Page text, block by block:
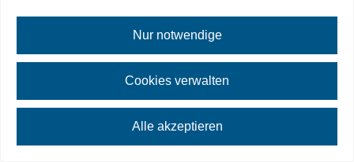
Vollbild
Nur notwendige
Cookies verwalten
Alle akzeptieren